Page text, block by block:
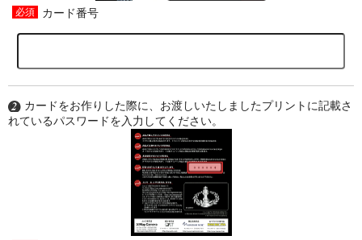
カード番号
カードをお作りした際に、お渡しいたしましたプリントに記載さ
れているパスワードを入力してください。